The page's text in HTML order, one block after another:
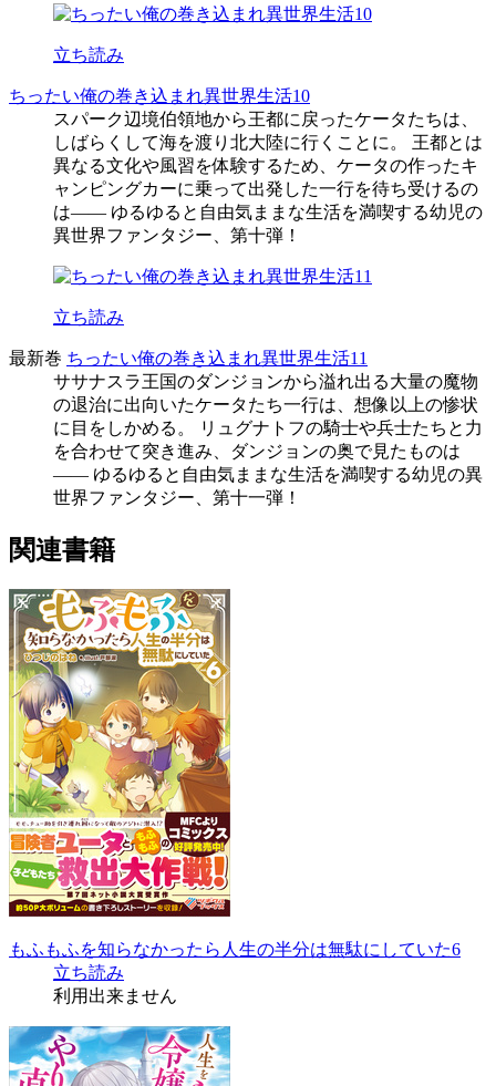
立ち読み
ちったい俺の巻き込まれ異世界生活10
スパーク辺境伯領地から王都に戻ったケータたちは、
しばらくして海を渡り北大陸に行くことに。 王都とは
異なる文化や風習を体験するため、ケータの作ったキ
ャンピングカーに乗って出発した一行を待ち受けるの
は―― ゆるゆると自由気ままな生活を満喫する幼児の
異世界ファンタジー、第十弾！
立ち読み
最新巻 ちったい俺の巻き込まれ異世界生活11
ササナスラ王国のダンジョンから溢れ出る大量の魔物
の退治に出向いたケータたち一行は、想像以上の惨状
に目をしかめる。 リュグナトフの騎士や兵士たちと力
を合わせて突き進み、ダンジョンの奥で見たものは
―― ゆるゆると自由気ままな生活を満喫する幼児の異
世界ファンタジー、第十一弾！
関連書籍
もふもふを知らなかったら人生の半分は無駄にしていた6
立ち読み
利用出来ません